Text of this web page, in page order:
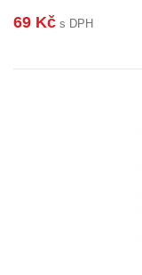
69 Kč s DPH